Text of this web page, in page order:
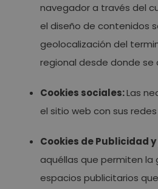
navegador a través del
el diseño de contenidos
geolocalización del
regional desde donde se
Cookies sociales:Las
el sitio web con sus
Cookies de Publicidad
aquéllas que permiten la
espacios publicitarios